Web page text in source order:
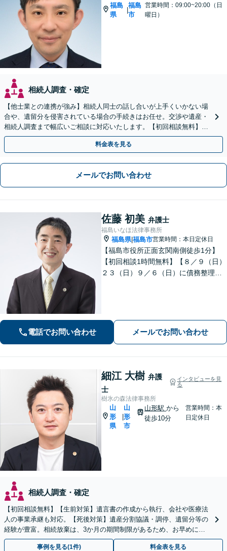
福島
県
|
福島
市
営業時間：09:00~20:00（日
曜日）
相続人調査・確定
【他士業との連携が強み】相続人同士の話し合いが上手くいかない場
合や、遺留分を侵害されている場合の手続きはお任せ。交渉や遺産・
相続人調査まで幅広いご相談に対応いたします。【初回相談無料】
【出張相談OK】【LINE可】
料金表を見る
メールでお問い合わせ
佐藤 初美 弁護士
福島いなほ法律事務所
福島県|福島市営業時間：本日定休日
【福島市役所正面玄関南側徒歩1分】
【初回相談1時間無料】【８／９（日）
２３（日）９／６（日）に債務整理・
電話でお問い合わせ メールでお問い合わせ
細江 大樹 弁護
士
インタビューを見
る
樹氷の森法律事務所
山
形
県
山
形
市
山形駅 から
徒歩10分
営業時間：本
日定休日
相続人調査・確定
【初回相談無料】【生前対策】遺言書の作成から執行、会社や医療法
人の事業承継も対応。【死後対策】遺産分割協議・調停、遺留分等の
経験が豊富。相続放棄は、3か月の期間制限があるため、お早めにご
相談ください。【オンライン面談可】【無料駐車場あり】
事例を見る(1件) 料金表を見る